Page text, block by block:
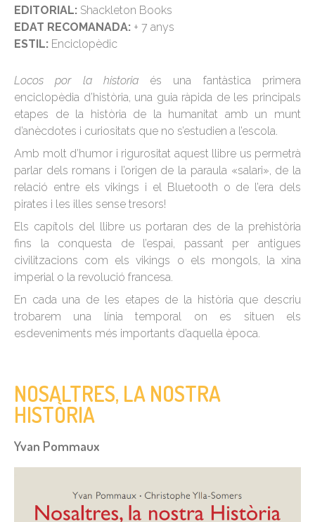
EDITORIAL: Shackleton Books
EDAT RECOMANADA: + 7 anys
ESTIL: Enciclopèdic
Locos por la historiaés una fantàstica primera
enciclopèdia d’història, una guia ràpida de les principals
etapes de la història de la humanitat amb un munt
d’anècdotes i curiositats que no s’estudien a l’escola.
Amb molt d’humor i rigurositat aquest llibre us permetrà
parlar dels romans i l’origen de la paraula «salari», de la
relació entre els vikings i el Bluetooth o de l’era dels
pirates i les illes sense tresors!
Els capítols del llibre us portaran des de la prehistòria
fins la conquesta de l’espai, passant per antigues
civilitzacions com els vikings o els mongols, la xina
imperial o la revolució francesa.
En cada una de les etapes de la història que descriu
trobarem una línia temporal on es situen els
esdeveniments més importants d’aquella època.
NOSALTRES, LA NOSTRA
HISTÒRIA
Yvan Pommaux